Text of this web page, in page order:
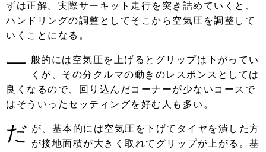
ずは正解。実際サーキット走行を突き詰めていくと、
ハンドリングの調整としてそこから空気圧を調整して
いくことになる。
一 般的には空気圧を上げるとグリップは下がってい
くが、その分クルマの動きのレスポンスとしては
良くなるので、回り込んだコーナーが少ないコースで
はそういったセッティングを好む人も多い。
だ が、基本的には空気圧を下げてタイヤを潰した方
が接地面積が大きく取れてグリップが上がる。基